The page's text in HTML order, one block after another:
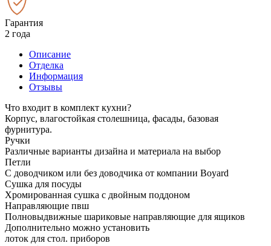
Гарантия
2 года
Описание
Отделка
Информация
Отзывы
Что входит в комплект кухни?
Корпус, влагостойкая столешница, фасады, базовая
фурнитура.
Ручки
Различные варианты дизайна и материала на выбор
Петли
С доводчиком или без доводчика от компании Boyard
Сушка для посуды
Хромированная сушка с двойным поддоном
Направляющие пвш
Полновыдвижные шариковые направляющие для ящиков
Дополнительно можно установить
лоток для стол. приборов